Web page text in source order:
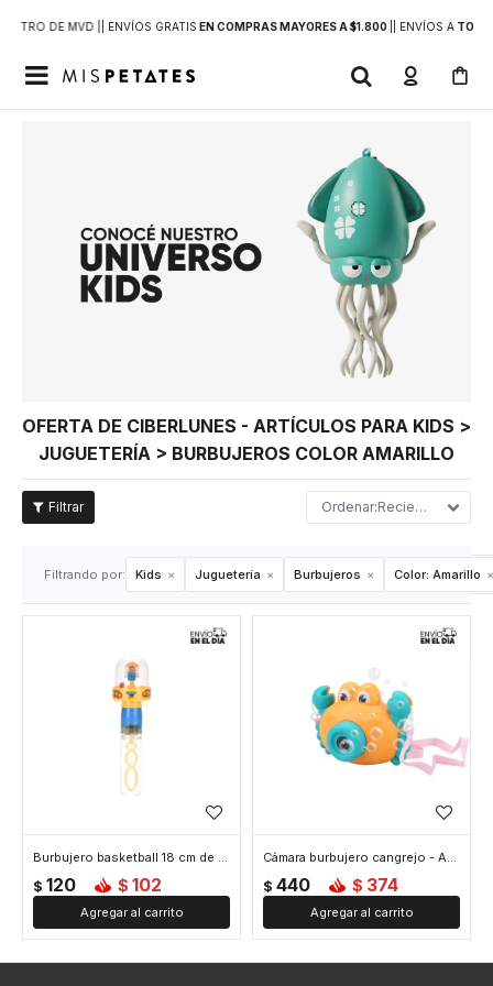
DE MVD | | ENVÍOS GRATIS EN COMPRAS MAYORES A $1.800 | ENVÍOS ATODO

OFERTA DE CIBERLUNES - ARTÍCULOS PARA KIDS >
JUGUETERÍA > BURBUJEROS COLOR AMARILLO
Recientes
Filtrando por: Kids Juguetería Burbujeros Color: Amarillo
Burbujero basketball 18 cm de alto - Amarillo
$ 120 $ 102
Cámara burbujero cangrejo - Amarillo
$ 440 $ 374